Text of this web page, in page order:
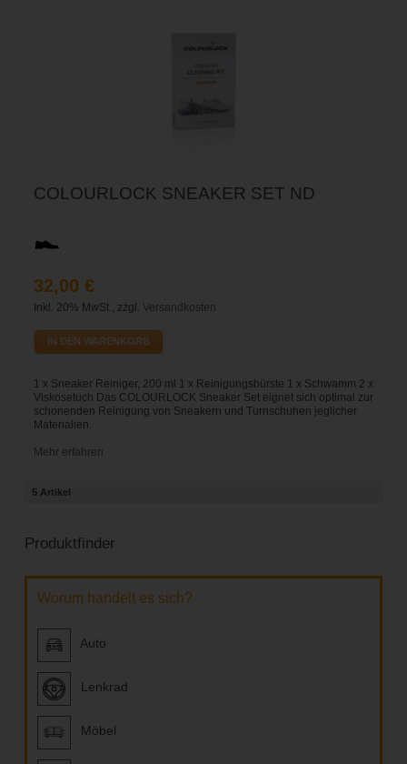
COLOURLOCK SNEAKER SET ND
32,00 €
Inkl. 20% MwSt., zzgl. Versandkosten
IN DEN WARENKORB
1 x Sneaker Reiniger, 200 ml 1 x Reinigungsbürste 1 x Schwamm 2 x
Viskosetuch Das COLOURLOCK Sneaker Set eignet sich optimal zur
schonenden Reinigung von Sneakern und Turnschuhen jeglicher
Materialien.
Mehr erfahren
5 Artikel
Produktfinder
Worum handelt es sich?
Auto
Lenkrad
Möbel